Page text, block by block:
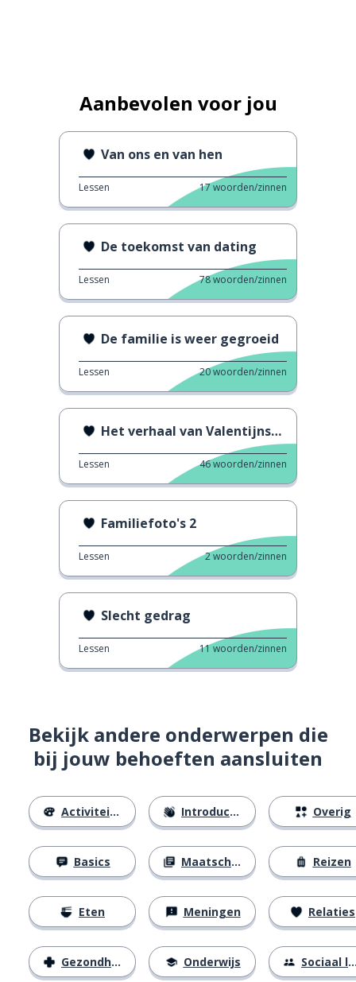
Aanbevolen voor jou
Van ons en van hen
Lessen 17woorden/zinnen
De toekomst van dating
Lessen 78woorden/zinnen
De familie is weer gegroeid
Lessen 20woorden/zinnen
Het verhaal van Valentijnsdag
Lessen 46woorden/zinnen
Familiefoto's 2
Lessen 2woorden/zinnen
Slecht gedrag
Lessen 11woorden/zinnen
Bekijk andere onderwerpen die
bij jouw behoeften aansluiten
Activiteiten
Basics
Eten
Gezondheid
Introducties
Maatschappij
Meningen
Onderwijs
Overig
Reizen
Relaties
Sociaal leven